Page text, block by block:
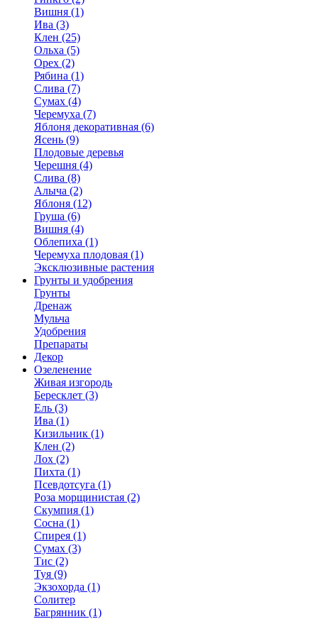
Вишня (1)
Ива (3)
Клен (25)
Ольха (5)
Орех (2)
Рябина (1)
Слива (7)
Сумах (4)
Черемуха (7)
Яблоня декоративная (6)
Ясень (9)
Плодовые деревья
Черешня (4)
Слива (8)
Алыча (2)
Яблоня (12)
Груша (6)
Вишня (4)
Облепиха (1)
Черемуха плодовая (1)
Эксклюзивные растения
Грунты и удобрения
Грунты
Дренаж
Мульча
Удобрения
Препараты
Декор
Озеленение
Живая изгородь
Бересклет (3)
Ель (3)
Ива (1)
Кизильник (1)
Клен (2)
Лох (2)
Пихта (1)
Псевдотсуга (1)
Роза морщинистая (2)
Скумпия (1)
Сосна (1)
Спирея (1)
Сумах (3)
Тис (2)
Туя (9)
Экзохорда (1)
Солитер
Багрянник (1)